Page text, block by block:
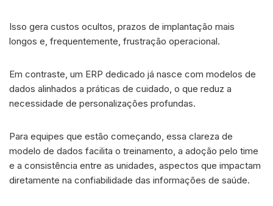
Isso gera custos ocultos, prazos de implantação mais
longos e, frequentemente, frustração operacional.
Em contraste, um ERP dedicado já nasce com modelos de
dados alinhados a práticas de cuidado, o que reduz a
necessidade de personalizações profundas.
Para equipes que estão começando, essa clareza de
modelo de dados facilita o treinamento, a adoção pelo time
e a consistência entre as unidades, aspectos que impactam
diretamente na confiabilidade das informações de saúde.